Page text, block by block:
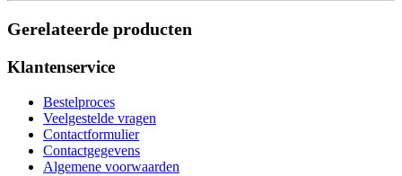
Gerelateerde producten
Klantenservice
Bestelproces
Veelgestelde vragen
Contactformulier
Contactgegevens
Algemene voorwaarden